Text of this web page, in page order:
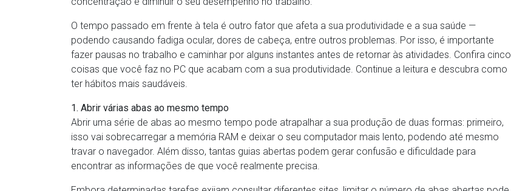
O tempo passado em frente à tela é outro fator que afeta a sua produtividade e a sua saúde —
podendo causando fadiga ocular, dores de cabeça, entre outros problemas. Por isso, é importante
fazer pausas no trabalho e caminhar por alguns instantes antes de retornar às atividades. Confira cinco
coisas que você faz no PC que acabam com a sua produtividade. Continue a leitura e descubra como
ter hábitos mais saudáveis.
1. Abrir várias abas ao mesmo tempo
Abrir uma série de abas ao mesmo tempo pode atrapalhar a sua produção de duas formas: primeiro,
isso vai sobrecarregar a memória RAM e deixar o seu computador mais lento, podendo até mesmo
travar o navegador. Além disso, tantas guias abertas podem gerar confusão e dificuldade para
encontrar as informações de que você realmente precisa.